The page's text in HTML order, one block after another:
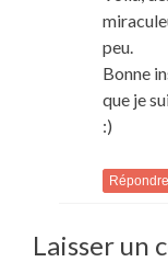
peu.
Bonne
que je
:)
Répondre
Laisser un